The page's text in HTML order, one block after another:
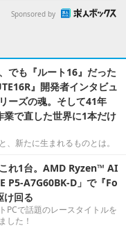
Sponsored by
でも『ルート16』だった
』開発者インタビュ
ーズの魂。そして41年
で直した世界に1本だけ
新たに生まれるものとは。
れ1台。AMD Ryzen™ AI
P5-A7G60BK-D」で『Fo
回る
PCで話題のレースタイトルを
した！